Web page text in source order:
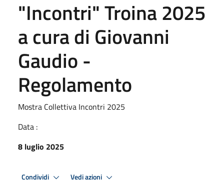
"Incontri" Troina 2025
a cura di Giovanni
Gaudio -
Regolamento
Mostra Collettiva Incontri 2025
Data :
8 luglio 2025
Condividi Vedi azioni